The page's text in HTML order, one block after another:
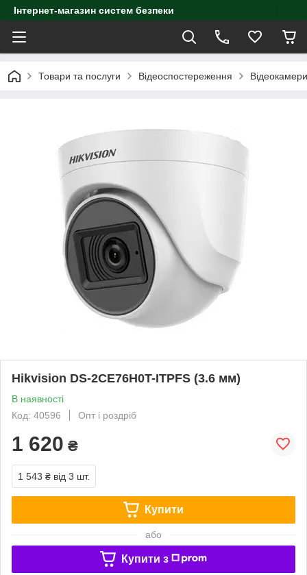
Інтернет-магазин систем безпеки
Товари та послуги Відеоспостереження
Hikvision DS-2CE76H0T-ITPFS (3.6 мм)
В наявності
Код: 40596
Опт і роздріб
1 620 ₴
1 543 ₴ від 3 шт.
Купити
або
Купити з